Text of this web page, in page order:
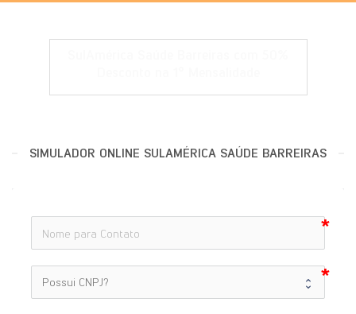
SIMULADOR ONLINE SULAMÉRICA SAÚDE BARREIRAS